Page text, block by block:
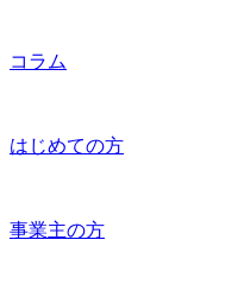
コラム
はじめての方
事業主の方